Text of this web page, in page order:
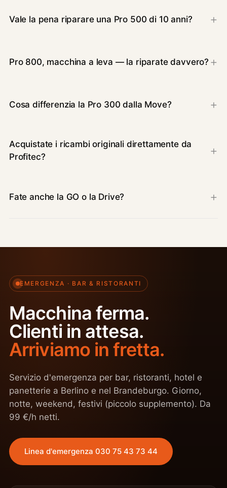
Vale la pena riparare una Pro 500 di 10 anni?
Pro 800, macchina a leva — la riparate davvero?
Cosa differenzia la Pro 300 dalla Move?
Acquistate i ricambi originali direttamente da
Profitec?
Fate anche la GO o la Drive?
EMERGENZA · BAR & RISTORANTI
Macchina ferma.
Clienti in attesa.
Arriviamo in fretta.
Servizio d'emergenza per bar, ristoranti, hotel e
panetterie a Berlino e nel Brandeburgo. Giorno,
notte, weekend, festivi (piccolo supplemento). Da
99 €/h netti.
Linea d'emergenza 030 75 43 73 44